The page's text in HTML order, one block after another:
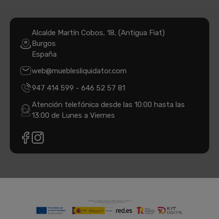
Alcalde Martín Cobos, 18, (Antigua Fiat)
Burgos
España
web@mueblesliquidator.com
947 414 599 - 646 52 57 81
Atención telefónica desde las 10:00 hasta las
13:00 de Lunes a Viernes